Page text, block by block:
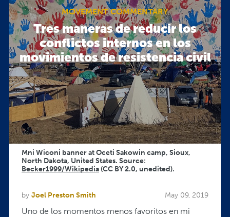
MOVEMENT COMMENTARY
Tres maneras de reducir los
conflictos internos en los
movimientos de resistencia civil
Mni Wiconi banner at Oceti Sakowin camp, Sioux,
North Dakota, United States. Source:
Becker1999/Wikipedia (CC BY 2.0, unedited).
by Joel Preston Smith May 09, 2019
Uno de los momentos menos favoritos en mi